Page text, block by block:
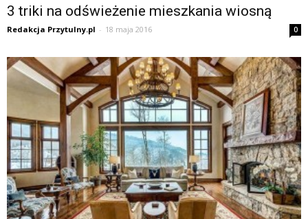
3 triki na odświeżenie mieszkania wiosną
Redakcja Przytulny.pl - 18 maja 2016 0